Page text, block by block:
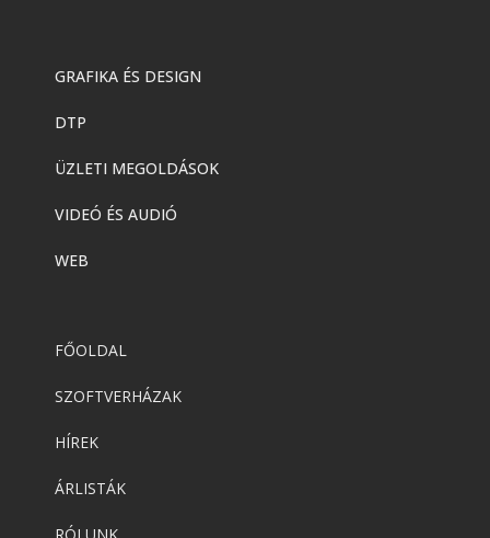
GRAFIKA ÉS DESIGN
DTP
ÜZLETI MEGOLDÁSOK
VIDEÓ ÉS AUDIÓ
WEB
FŐOLDAL
SZOFTVERHÁZAK
HÍREK
ÁRLISTÁK